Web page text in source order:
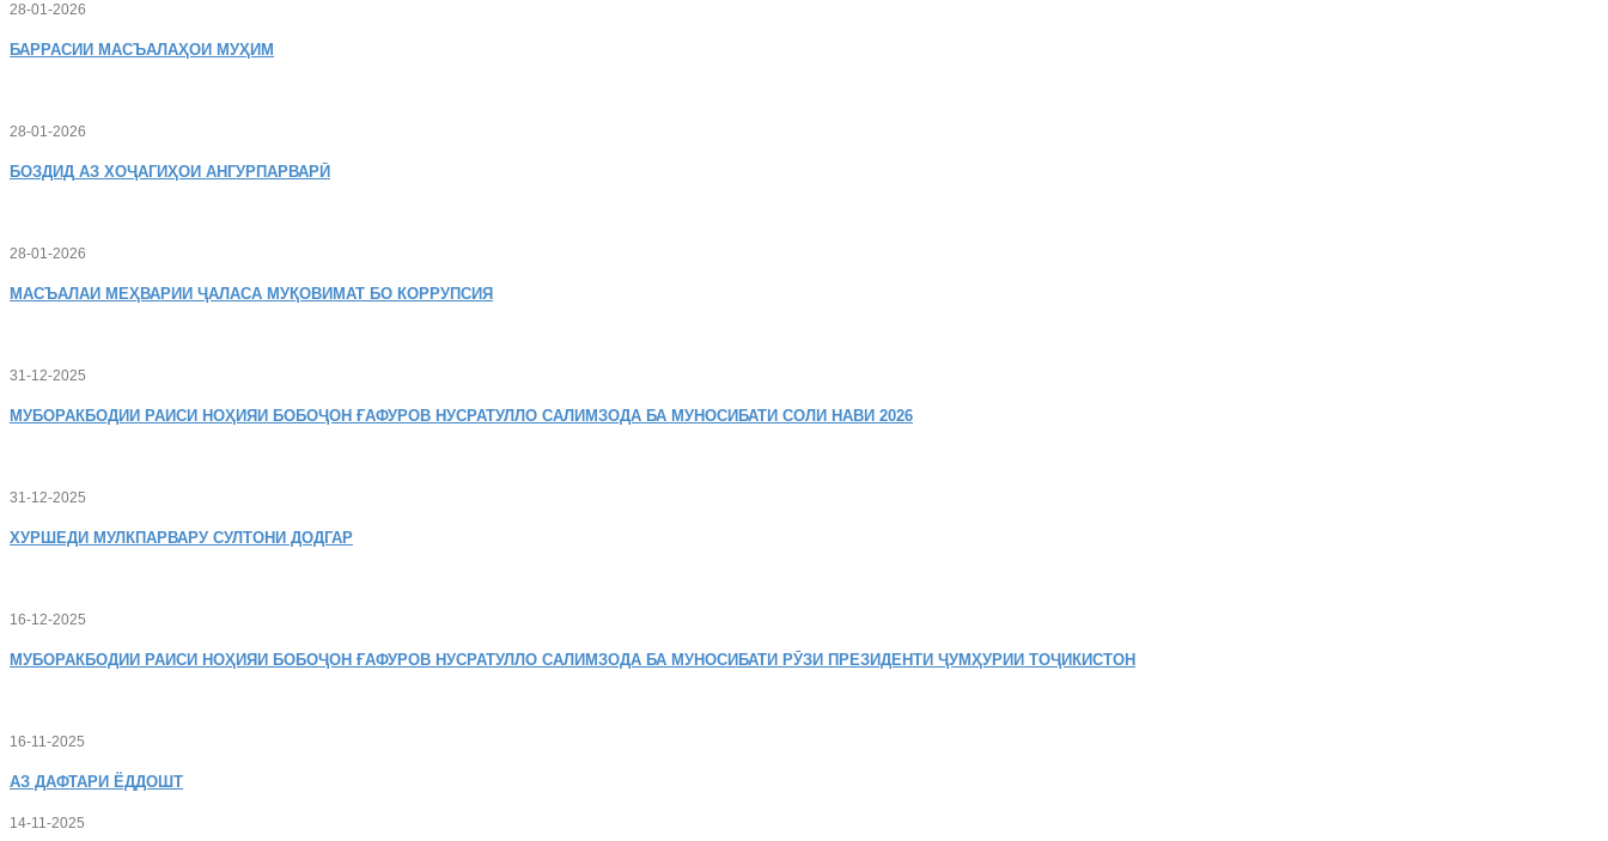
28-01-2026
БАРРАСИИ МАСЪАЛАҲОИ МУҲИМ
28-01-2026
БОЗДИД АЗ ХОҶАГИҲОИ АНГУРПАРВАРӢ
28-01-2026
МАСЪАЛАИ МЕҲВАРИИ ҶАЛАСА МУҚОВИМАТ БО КОРРУПСИЯ
31-12-2025
МУБОРАКБОДИИ РАИСИ НОҲИЯИ БОБОҶОН ҒАФУРОВ НУСРАТУЛЛО САЛИМЗОДА БА МУНОСИБАТИ СОЛИ НАВИ 2026
31-12-2025
ХУРШЕДИ МУЛКПАРВАРУ СУЛТОНИ ДОДГАР
16-12-2025
МУБОРАКБОДИИ РАИСИ НОҲИЯИ БОБОҶОН ҒАФУРОВ НУСРАТУЛЛО САЛИМЗОДА БА МУНОСИБАТИ РӮЗИ ПРЕЗИДЕНТИ ҶУМҲУРИИ ТОҶИКИСТОН
16-11-2025
АЗ ДАФТАРИ ЁДДОШТ
14-11-2025